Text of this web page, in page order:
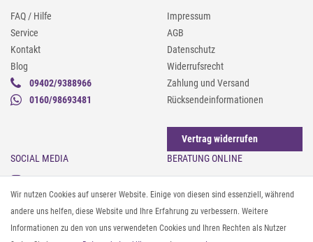
FAQ / Hilfe
Service
Kontakt
Blog
09402/9388966
0160/98693481
Impressum
AGB
Datenschutz
Widerrufsrecht
Zahlung und Versand
Rücksendeinformationen
Vertrag widerrufen
SOCIAL MEDIA
Instagram
Facebook
Pinterest
Twitter
BERATUNG ONLINE
Gürtel messen & kürzen
Sonnenbrillen & UV-Schutz
Textilpflege
Textil- und Material-Guide
Wir nutzen Cookies auf unserer Website. Einige von diesen sind essenziell, während
andere uns helfen, diese Website und Ihre Erfahrung zu verbessern. Weitere
Informationen zu den von uns verwendeten Cookies und Ihren Rechten als Nutzer